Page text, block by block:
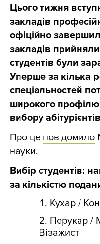
Цього тижня
закладів
офіційно
закладів
студентів були
Уперше за кілька
спеціальностей
широкого
вибору
Про це повідомило
науки.
Вибір студентів:
за кількістю
Кухар /
Перукар /
Візажист